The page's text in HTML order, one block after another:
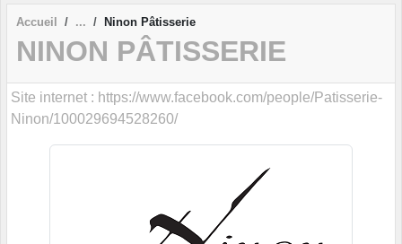
Accueil Ninon Pâtisserie
NINON PÂTISSERIE
Site internet : https://www.facebook.com/people/Patisserie-
Ninon/100029694528260/